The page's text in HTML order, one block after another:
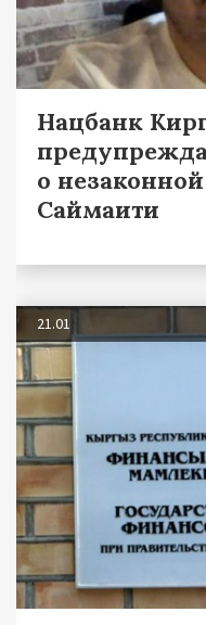
Нацбанк
о
Саймаити
21.01